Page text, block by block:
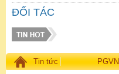
ĐỐI TÁC
Tin tức PGVN